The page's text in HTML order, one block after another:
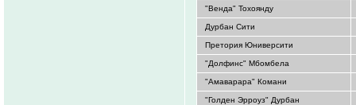
"Венда" Тохоянду
Дурбан Сити
Претория Юниверсити
"Долфинс" Мбомбела
"Амаварара" Комани
"Голден Эрроуз" Дурбан